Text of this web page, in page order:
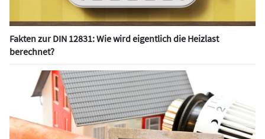
Fakten zur DIN 12831: Wie wird eigentlich die Heizlast
berechnet?